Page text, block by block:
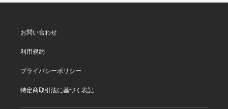
お問い合わせ
利用規約
プライバシーポリシー
特定商取引法に基づく表記